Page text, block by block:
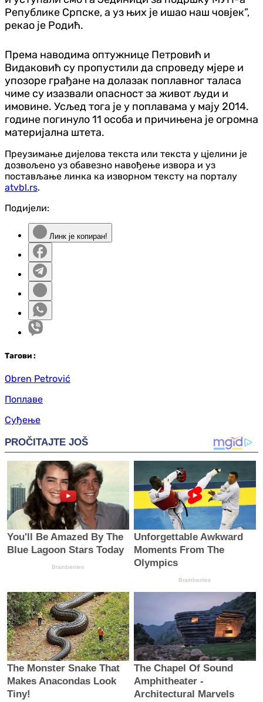
Републике Српске, а уз њих је ишао наш човјек”,
рекао је Родић.
Према наводима оптужнице Петровић и
Видаковић су пропустили да спроведу мјере и
упозоре грађане на долазак поплавног таласа
чиме су изазвали опасност за живот људи и
имовине. Усљед тога је у поплавама у мају 2014.
године погинуло 11 особа и причињена је огромна
материјална штета.
Преузимање дијелова текста или текста у цјелини је
дозвољено уз обавезно навођење извора и уз
постављање линка ка изворном тексту на порталу
atvbl.rs.
Подијели:
Линк је копиран!
Тагови :
Obren Petrović
Поплаве
Суђење